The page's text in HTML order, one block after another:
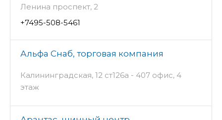
Ленина проспект, 2
+7495-508-5461
Альфа Снаб, торговая компания
Калининградская, 12 ст126а - 407 офис, 4
этаж